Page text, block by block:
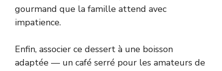
gourmand que la famille attend avec
impatience.
Enfin, associer ce dessert à une boisson
adaptée — un café serré pour les amateurs de